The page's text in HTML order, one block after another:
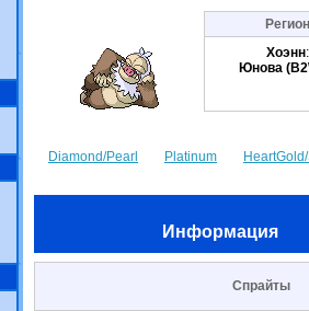
Хоэнн
Юнова
Diamond/Pearl Platinum
Информация
Спрайты